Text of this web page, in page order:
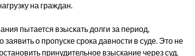
на граждан.
пытается взыскать долги за период,
о пропуске срока давности в суде. Это не
принудительное взыскание через суд.